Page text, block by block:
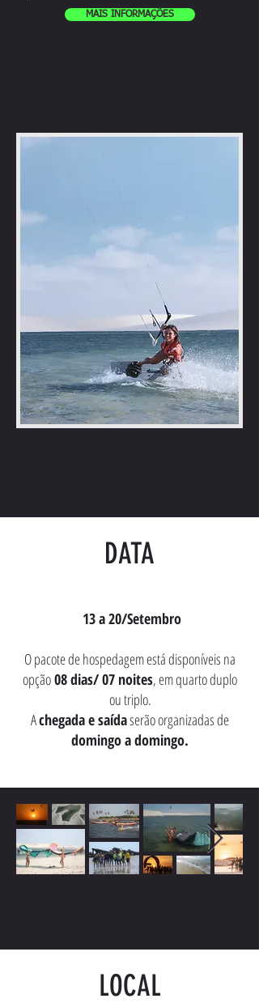
MAIS INFORMAÇÕES
DATA
13 a 20/Setembro
O pacote de hospedagem está disponíveis na
opção08 dias/ 07 noites, em quarto duplo
ou triplo.
Achegada e saídaserão organizadas de
domingo a domingo.
LOCAL